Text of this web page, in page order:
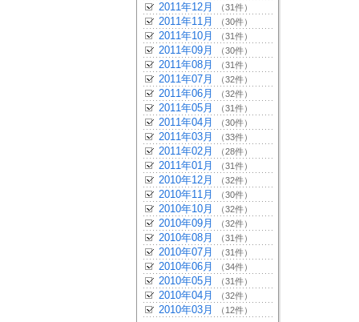
2011年12月 （31件）
2011年11月 （30件）
2011年10月 （31件）
2011年09月 （30件）
2011年08月 （31件）
2011年07月 （32件）
2011年06月 （32件）
2011年05月 （31件）
2011年04月 （30件）
2011年03月 （33件）
2011年02月 （28件）
2011年01月 （31件）
2010年12月 （32件）
2010年11月 （30件）
2010年10月 （32件）
2010年09月 （32件）
2010年08月 （31件）
2010年07月 （31件）
2010年06月 （34件）
2010年05月 （31件）
2010年04月 （32件）
2010年03月 （12件）